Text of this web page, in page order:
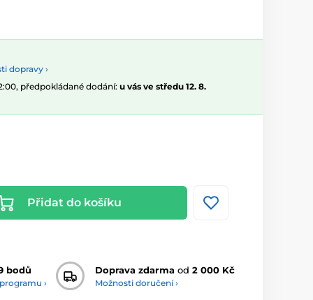
dopravy ›
předpokládané dodání: u vás ve středu 12. 8.
Přidat do košíku
bodů
›
Doprava zdarma od 2 000 Kč
Možnosti doručení ›